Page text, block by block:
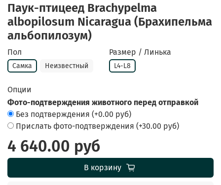
Паук-птицеед Brachypelma
albopilosum Nicaragua (Брахипельма
альбопилозум)
Пол
Самка Неизвестный
Размер / Линька
L4-L8
Опции
Фото-подтверждения животного перед отправкой
Без подтверждения (+0.00 руб)
Прислать фото-подтверждения (+30.00 руб)
4 640.00 руб
В корзину